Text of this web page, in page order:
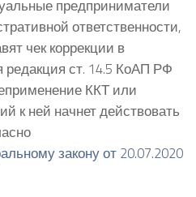
предприниматели
ответственности,
чек коррекции в
редакция ст. 14.5 КоАП РФ
ККТ или
к ней начнет действовать
закону от 20.07.2020